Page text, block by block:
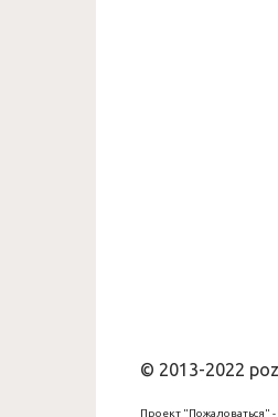
© 2013-2022
Проект "Пожаловаться" -